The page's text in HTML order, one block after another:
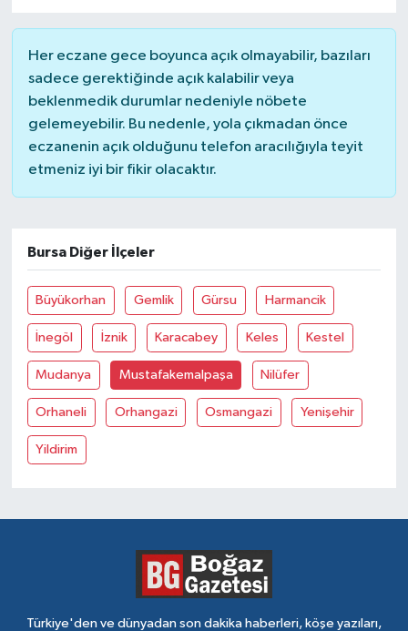
Her eczane gece boyunca açık olmayabilir, bazıları
sadece gerektiğinde açık kalabilir veya
beklenmedik durumlar nedeniyle nöbete
gelemeyebilir. Bu nedenle, yola çıkmadan önce
eczanenin açık olduğunu telefon aracılığıyla teyit
etmeniz iyi bir fikir olacaktır.
Bursa Diğer İlçeler
Büyükorhan Gemlik Gürsu Harmancik
İnegöl İznik Karacabey Keles Kestel
Mudanya Mustafakemalpaşa Nilüfer
Orhaneli Orhangazi Osmangazi Yenişehir
Yildirim
Türkiye'den ve dünyadan son dakika haberleri, köşe yazıları,